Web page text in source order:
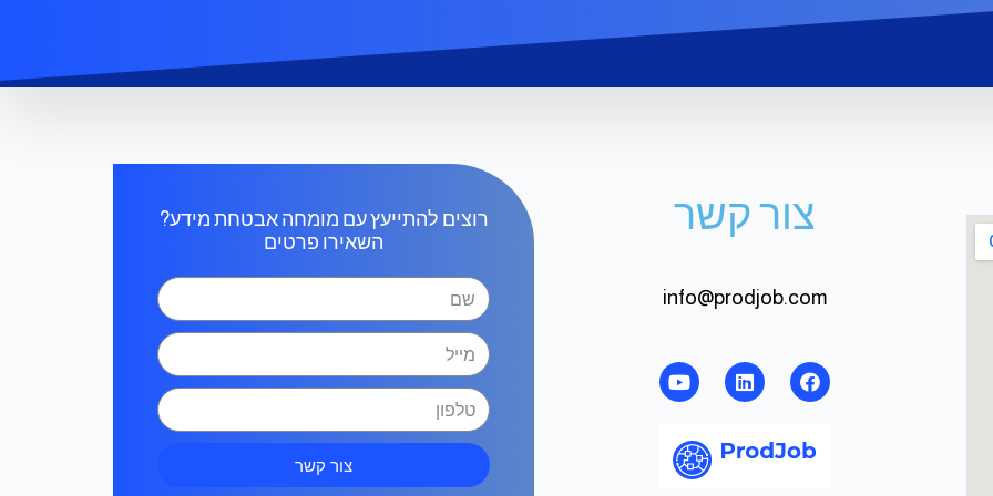
צור קשר
info@prodjob.com
רוצים להתייעץ עם מומחה אבטחת מידע?
השאירו פרטים
צור קשר